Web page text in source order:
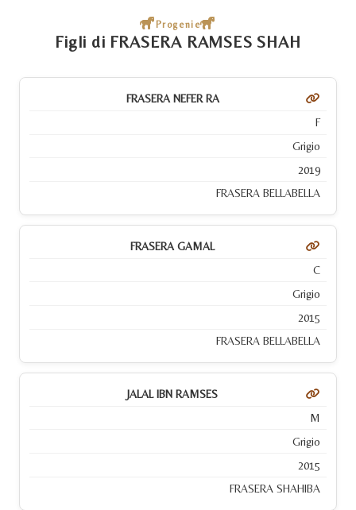
Progenie
Figli di FRASERA RAMSES SHAH
FRASERA NEFER RA
F
Grigio
2019
FRASERA BELLABELLA
FRASERA GAMAL
C
Grigio
2015
FRASERA BELLABELLA
JALAL IBN RAMSES
M
Grigio
2015
FRASERA SHAHIBA